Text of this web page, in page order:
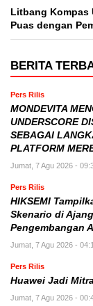
Litbang Kompas
Puas dengan
BERITA
Pers Rilis
MONDEVITA
UNDERSCORE
SEBAGAI
PLATFORM
Jumat, 7 Agu 2026 -
Pers Rilis
HIKSEMI
Skenario di
Pengembangan
Jumat, 7 Agu 2026 -
Pers Rilis
Huawei Jadi
Jumat, 7 Agu 2026 -